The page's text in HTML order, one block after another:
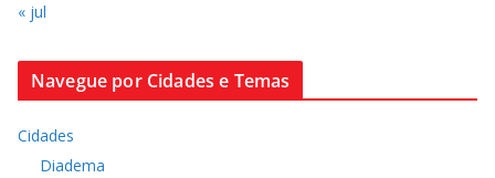
« jul
Navegue por Cidades e Temas
Cidades
Diadema